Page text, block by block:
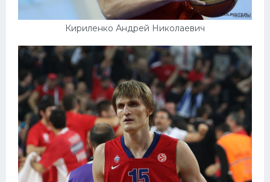
Кириленко Андрей Николаевич